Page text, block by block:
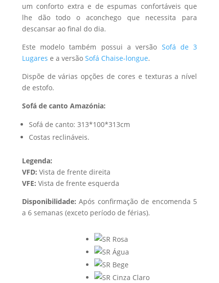
um conforto extra e de espumas confortáveis que
lhe dão todo o aconchego que necessita para
descansar ao final do dia.
Este modelo também possui a versão Sofá de 3
Lugares e a versão Sofá Chaise-longue.
Dispõe de várias opções de cores e texturas a nível
de estofo.
Sofá de canto Amazónia:
Sofá de canto: 313*100*313cm
Costas reclináveis.
Legenda:
VFD: Vista de frente direita
VFE: Vista de frente esquerda
Disponibilidade: Após confirmação de encomenda 5
a 6 semanas (exceto período de férias).